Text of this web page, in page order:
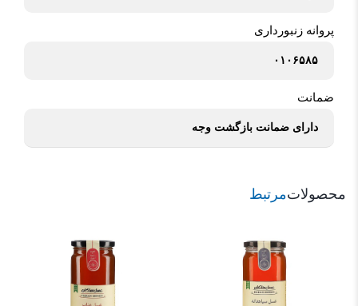
پروانه زنبورداری
۰۱۰۶۵۸۵
ضمانت
دارای ضمانت بازگشت وجه
محصولاتمرتبط